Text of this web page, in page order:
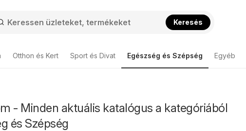
Keresés
Otthon és Kert Sport és Divat Egészség és Szépség Egyéb
- Minden aktuális katalógus a kategóriából
és Szépség